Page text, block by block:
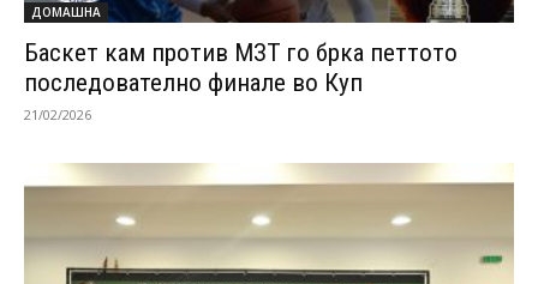
ДОМАШНА
Баскет кам против МЗТ го брка петтото
последователно финале во Куп
21/02/2026